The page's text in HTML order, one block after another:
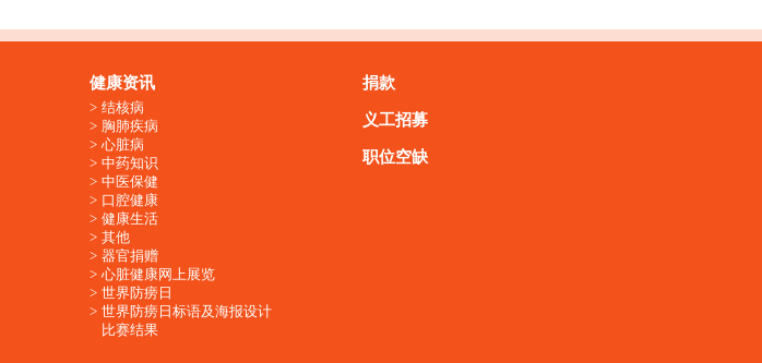
健康资讯
结核病
胸肺疾病
心脏病
中药知识
中医保健
口腔健康
健康生活
其他
器官捐赠
心脏健康网上展览
世界防痨日
世界防痨日标语及海报设计
比赛结果
捐款
义工招募
职位空缺